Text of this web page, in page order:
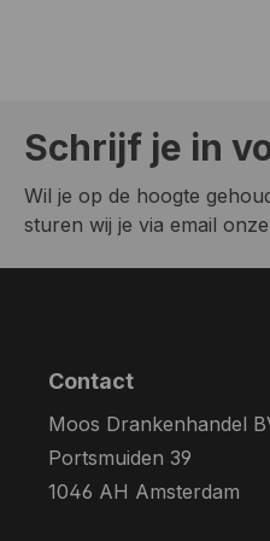
Schrijf je in
Wil je op de hoogte
sturen wij je via email
Contact
Moos Drankenhandel
Portsmuiden 39
1046 AH Amsterdam